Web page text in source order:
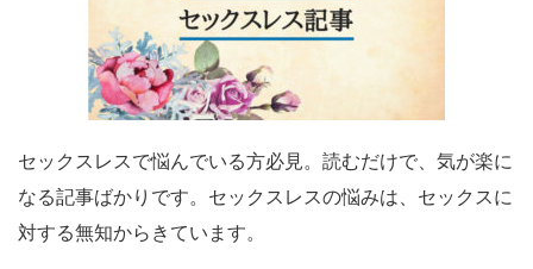
セックスレスで悩んでいる方必見。読むだけで、気が楽に
なる記事ばかりです。セックスレスの悩みは、セックスに
対する無知からきています。